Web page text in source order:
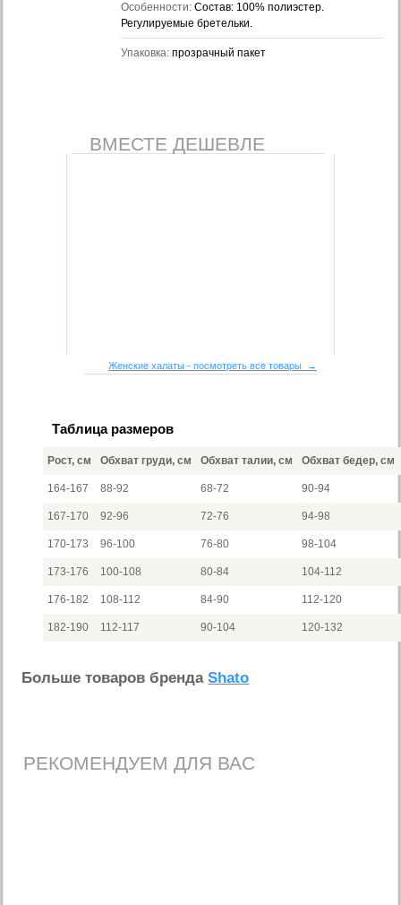
Особенности: Состав: 100% полиэстер.
Регулируемые бретельки.
Упаковка: прозрачный пакет
ВМЕСТЕ ДЕШЕВЛЕ
Женские халаты - посмотреть все товары →
Таблица размеров
Рост, см Обхват груди, см Обхват талии, см Обхват бедер, см
164-167 88-92 68-72 90-94
167-170 92-96 72-76 94-98
170-173 96-100 76-80 98-104
173-176 100-108 80-84 104-112
176-182 108-112 84-90 112-120
182-190 112-117 90-104 120-132
Больше товаров брендаShato
РЕКОМЕНДУЕМ ДЛЯ ВАС